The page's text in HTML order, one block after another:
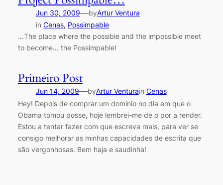
Jun 30, 2009—byArtur Ventura
in Cenas, Possimpable
…The place where the possible and the impossible meet
to become… the Possimpable!
Primeiro Post
Jun 14, 2009—byArtur Venturain Cenas
Hey! Depois de comprar um domínio no dia em que o
Obama tomou posse, hoje lembrei-me de o por a render.
Estou a tentar fazer com que escreva mais, para ver se
consigo melhorar as minhas capacidades de escrita que
são vergonhosas. Bem haja e saudinha!